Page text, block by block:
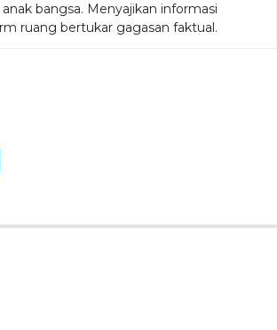
bangsa. Menyajikan informasi
ruang bertukar gagasan faktual.